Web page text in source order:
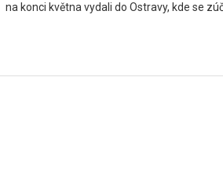
na konci května vydali do Ostravy, kde se